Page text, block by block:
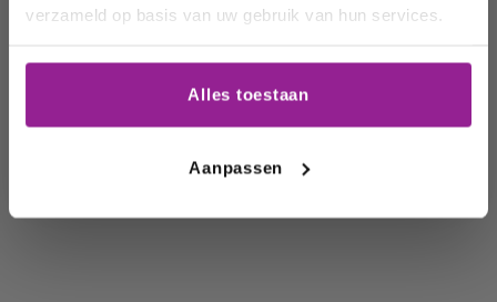
verzameld op basis van uw gebruik van hun services.
Alles toestaan
Aanpassen
Witte wijn